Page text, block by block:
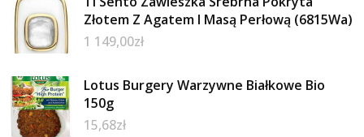
Złotem Z Agatem I Masą Perłową (6815Wa)
1 149,00zł
Lotus Burgery Warzywne Białkowe Bio
150g
15,68zł